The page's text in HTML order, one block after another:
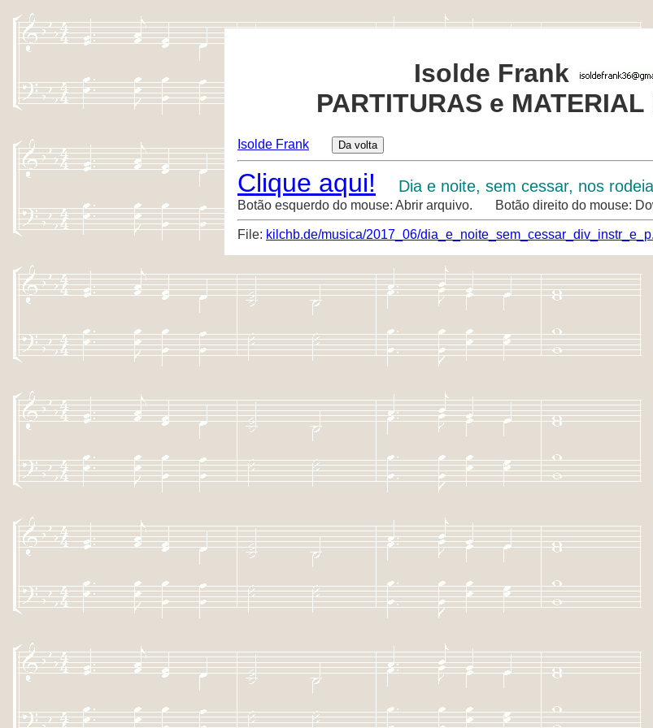
Isolde Frank
PARTITURAS e MATERIAL
Isolde Frank
Clique aqui! Dia e noite, sem cessar, nos
Botão esquerdo do mouse: Abrir arquivo. Botão direito do mouse:
File: kilchb.de/musica/2017_06/